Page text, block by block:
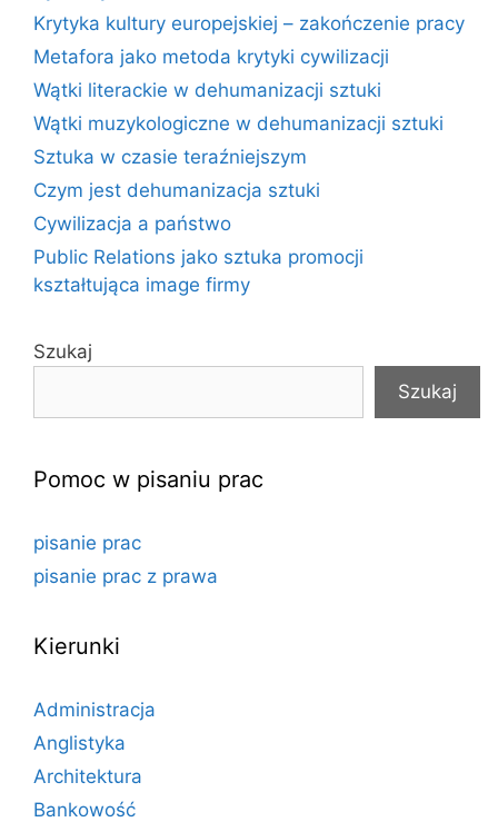
Krytyka kultury europejskiej – zakończenie pracy
Metafora jako metoda krytyki cywilizacji
Wątki literackie w dehumanizacji sztuki
Wątki muzykologiczne w dehumanizacji sztuki
Sztuka w czasie teraźniejszym
Czym jest dehumanizacja sztuki
Cywilizacja a państwo
Public Relations jako sztuka promocji
kształtująca image firmy
Szukaj
Szukaj
Pomoc w pisaniu prac
pisanie prac
pisanie prac z prawa
Kierunki
Administracja
Anglistyka
Architektura
Bankowość